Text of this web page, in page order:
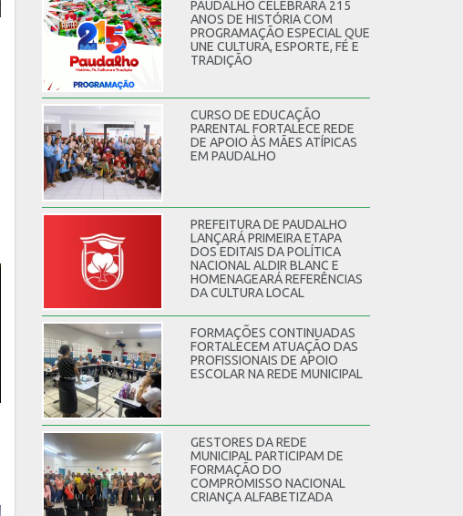
PAUDALHO CELEBRARÁ 215
ANOS DE HISTÓRIA COM
PROGRAMAÇÃO ESPECIAL QUE
UNE CULTURA, ESPORTE, FÉ E
TRADIÇÃO
CURSO DE EDUCAÇÃO
PARENTAL FORTALECE REDE
DE APOIO ÀS MÃES ATÍPICAS
EM PAUDALHO
PREFEITURA DE PAUDALHO
LANÇARÁ PRIMEIRA ETAPA
DOS EDITAIS DA POLÍTICA
NACIONAL ALDIR BLANC E
HOMENAGEARÁ REFERÊNCIAS
DA CULTURA LOCAL
FORMAÇÕES CONTINUADAS
FORTALECEM ATUAÇÃO DAS
PROFISSIONAIS DE APOIO
ESCOLAR NA REDE MUNICIPAL
GESTORES DA REDE
MUNICIPAL PARTICIPAM DE
FORMAÇÃO DO
COMPROMISSO NACIONAL
CRIANÇA ALFABETIZADA